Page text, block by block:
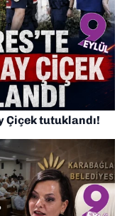
Çiçek tutuklandı!